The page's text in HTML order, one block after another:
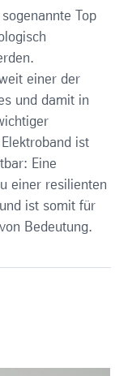
Top
einer der
und damit in
ist
Eine
einer resilienten
ist somit für
Bedeutung.